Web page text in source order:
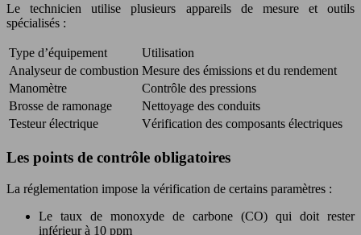
Le technicien utilise plusieurs appareils de mesure et outils
spécialisés :
Type d’équipement
Utilisation
Analyseur de combustion Mesure des émissions et du rendement
Manomètre
Contrôle des pressions
Brosse de ramonage
Nettoyage des conduits
Testeur électrique
Vérification des composants électriques
Les points de contrôle obligatoires
La réglementation impose la vérification de certains paramètres :
Le taux de monoxyde de carbone (CO) qui doit rester
inférieur à 10 ppm